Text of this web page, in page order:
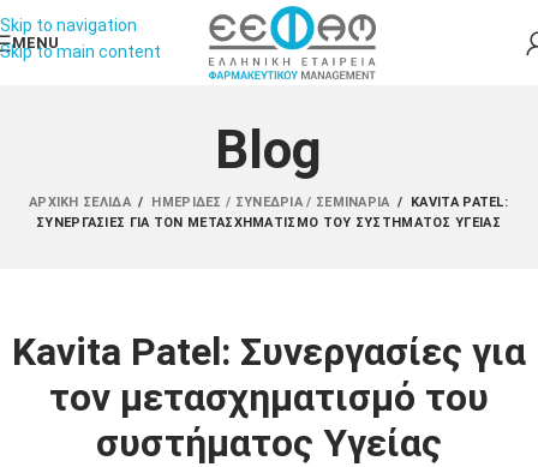
Skip to navigation
Skip to main content
MENU
Blog
ΑΡΧΙΚΉ ΣΕΛΊΔΑ / ΗΜΕΡΊΔΕΣ / ΣΥΝΈΔΡΙΑ / ΣΕΜΙΝΆΡΙΑ /
KAVITA PATEL:
ΣΥΝΕΡΓΑΣΊΕΣ ΓΙΑ ΤΟΝ ΜΕΤΑΣΧΗΜΑΤΙΣΜΌ ΤΟΥ ΣΥΣΤΉΜΑΤΟΣ ΥΓΕΊΑΣ
Kavita Patel: Συνεργασίες για
τον μετασχηματισμό του
συστήματος Υγείας